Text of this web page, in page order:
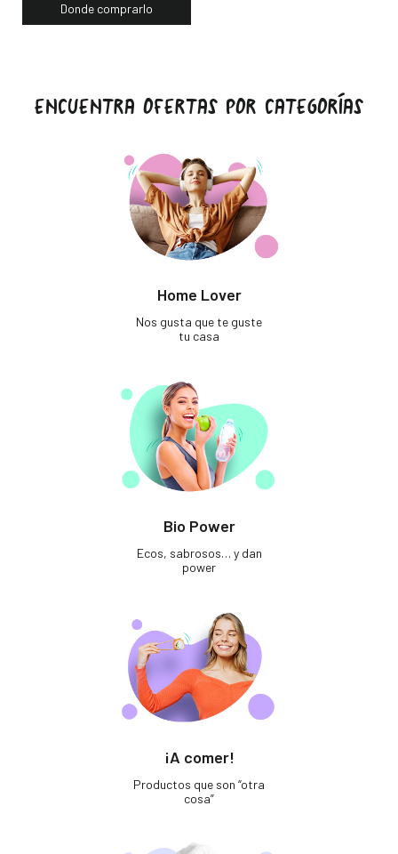
Donde comprarlo
ENCUENTRA OFERTAS POR CATEGORÍAS
Home Lover
Nos gusta que te guste
tu casa
Bio Power
Ecos, sabrosos… y dan
power
¡A comer!
Productos que son “otra
cosa”